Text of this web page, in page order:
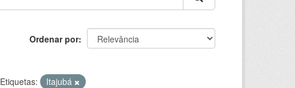
Ordenar por
Etiquetas: Itajubá